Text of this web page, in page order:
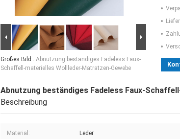
Großes Bild : Abnutzung beständiges Fadeless Faux-
Schaffell-materielles Wollleder-Matratzen-Gewebe
Abnutzung beständiges Fadeless Faux-
Beschreibung
Material: Leder